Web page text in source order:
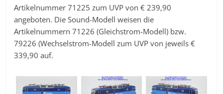
Artikelnummer 71225 zum UVP von € 239,90
angeboten. Die Sound-Modell weisen die
Artikelnummern 71226 (Gleichstrom-Modell) bzw.
79226 (Wechselstrom-Modell zum UVP von jeweils €
339,90 auf.